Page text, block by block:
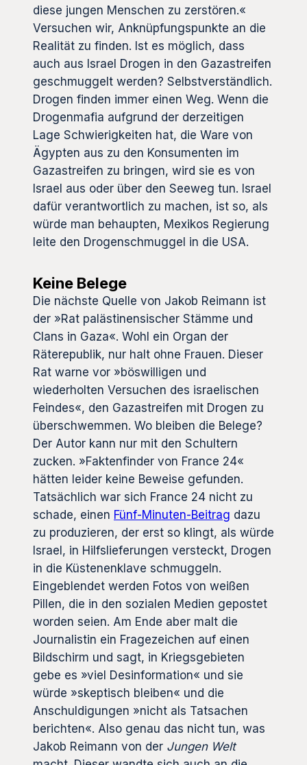
diese jungen Menschen zu zerstören.«
Versuchen wir, Anknüpfungspunkte an die
Realität zu finden. Ist es möglich, dass
auch aus Israel Drogen in den Gazastreifen
geschmuggelt werden? Selbstverständlich.
Drogen finden immer einen Weg. Wenn die
Drogenmafia aufgrund der derzeitigen
Lage Schwierigkeiten hat, die Ware von
Ägypten aus zu den Konsumenten im
Gazastreifen zu bringen, wird sie es von
Israel aus oder über den Seeweg tun. Israel
dafür verantwortlich zu machen, ist so, als
würde man behaupten, Mexikos Regierung
leite den Drogenschmuggel in die USA.
Keine Belege
Die nächste Quelle von Jakob Reimann ist
der »Rat palästinensischer Stämme und
Clans in Gaza«. Wohl ein Organ der
Räterepublik, nur halt ohne Frauen. Dieser
Rat warne vor »böswilligen und
wiederholten Versuchen des israelischen
Feindes«, den Gazastreifen mit Drogen zu
überschwemmen. Wo bleiben die Belege?
Der Autor kann nur mit den Schultern
zucken. »Faktenfinder von France 24«
hätten leider keine Beweise gefunden.
Tatsächlich war sich France 24 nicht zu
schade, einen Fünf-Minuten-Beitrag dazu
zu produzieren, der erst so klingt, als würde
Israel, in Hilfslieferungen versteckt, Drogen
in die Küstenenklave schmuggeln.
Eingeblendet werden Fotos von weißen
Pillen, die in den sozialen Medien gepostet
worden seien. Am Ende aber malt die
Journalistin ein Fragezeichen auf einen
Bildschirm und sagt, in Kriegsgebieten
gebe es »viel Desinformation« und sie
würde »skeptisch bleiben« und die
Anschuldigungen »nicht als Tatsachen
berichten«. Also genau das nicht tun, was
Jakob Reimann von der Jungen Welt